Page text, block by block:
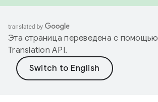
Эта страница переведена с помощью
Translation API.